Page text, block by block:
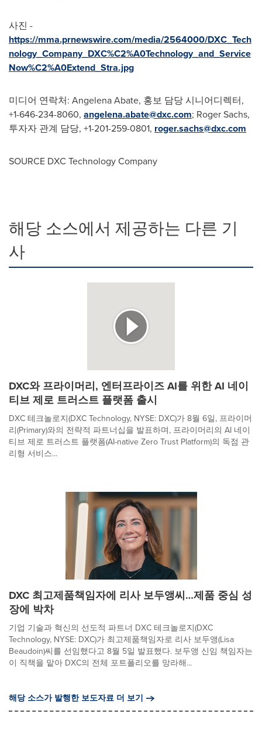
사진 -
https://mma.prnewswire.com/media/2564000/DXC_Tech
nology_Company_DXC%C2%A0Technology_and_Service
Now%C2%A0Extend_Stra.jpg
미디어 연락처: Angelena Abate, 홍보 담당 시니어디렉터,
+1-646-234-8060, angelena.abate@dxc.com; Roger Sachs,
투자자 관계 담당, +1-201-259-0801, roger.sachs@dxc.com
SOURCE DXC Technology Company
해당 소스에서 제공하는 다른 기
사
DXC와 프라이머리, 엔터프라이즈 AI를 위한 AI 네이
티브 제로 트러스트 플랫폼 출시
DXC 테크놀로지(DXC Technology, NYSE: DXC)가 8월 6일, 프라이머
리(Primary)와의 전략적 파트너십을 발표하며, 프라이머리의 AI 네이
티브 제로 트러스트 플랫폼(AI-native Zero Trust Platform)의 독점 관
리형 서비스...
DXC 최고제품책임자에 리사 보두앵씨…제품 중심 성
장에 박차
기업 기술과 혁신의 선도적 파트너 DXC 테크놀로지(DXC
Technology, NYSE: DXC)가 최고제품책임자로 리사 보두앵(Lisa
Beaudoin)씨를 선임했다고 8월 5일 발표했다. 보두앵 신임 책임자는
이 직책을 맡아 DXC의 전체 포트폴리오를 망라해...
해당 소스가 발행한 보도자료 더 보기